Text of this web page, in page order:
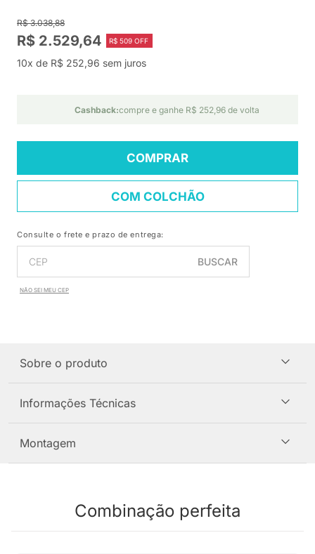
R$ 3.038,88
R$ 2.529,64 R$ 509 OFF
10x de R$ 252,96 sem juros
Cashback:compre e ganhe R$ 252,96 de volta
COMPRAR
COM COLCHÃO
Consulte o frete e prazo de entrega:
BUSCAR
NÃO SEI MEU CEP
Sobre o produto
Informações Técnicas
Montagem
Combinação perfeita